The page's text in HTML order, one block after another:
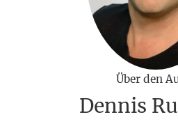
Über den
Dennis